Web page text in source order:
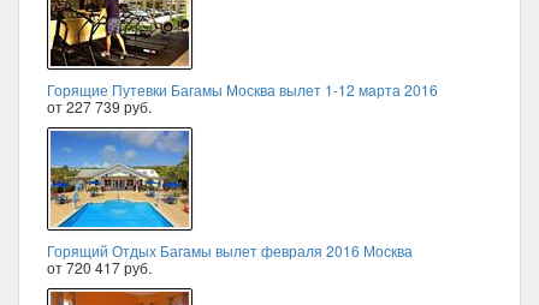
Горящие Путевки Багамы Москва вылет 1-12 марта 2016
от 227 739 руб.
Горящий Отдых Багамы вылет февраля 2016 Москва
от 720 417 руб.